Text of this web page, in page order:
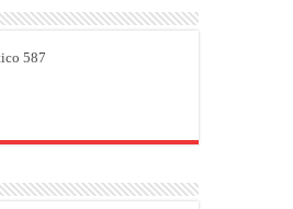
587